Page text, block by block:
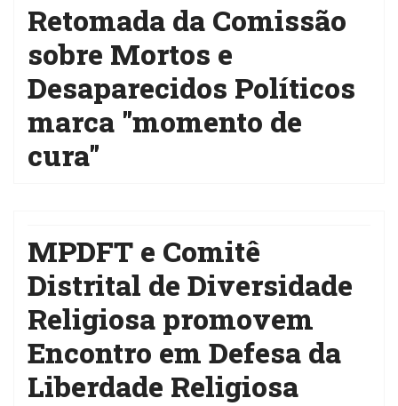
Retomada da Comissão
sobre Mortos e
Desaparecidos Políticos
marca "momento de
cura"
MPDFT e Comitê
Distrital de Diversidade
Religiosa promovem
Encontro em Defesa da
Liberdade Religiosa